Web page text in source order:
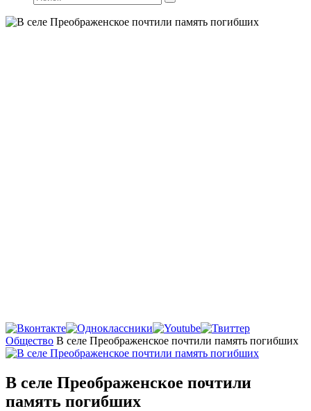
Поиск
Главная
Общество В селе Преображенское почтили память погибших
В селе Преображенское почтили
память погибших